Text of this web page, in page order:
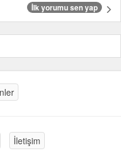
İlk yorumu sen yap
İletişim